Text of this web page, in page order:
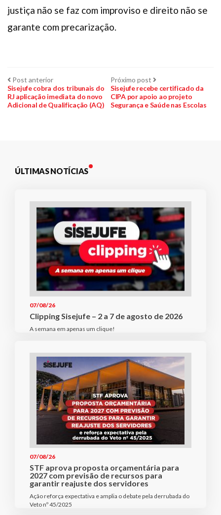
justiça não se faz com improviso e direito não se
garante com precarização.
Navegação
de
Post anteriorPost
anterior:
Sisejufe cobra dos tribunais do
RJ aplicação imediata do novo
Adicional de Qualificação (AQ)
Próximo post Próximo
post:
Sisejufe recebe certificado da
CIPA por apoio ao projeto
Segurança e Saúde nas Escolas
ÚLTIMAS NOTÍCIAS
07/08/26
Clipping Sisejufe – 2 a 7 de agosto de 2026
A semana em apenas um clique!
07/08/26
STF aprova proposta orçamentária para
2027 com previsão de recursos para
garantir reajuste dos servidores
Ação reforça expectativa e amplia o debate pela derrubada do
Veto nº 45/2025